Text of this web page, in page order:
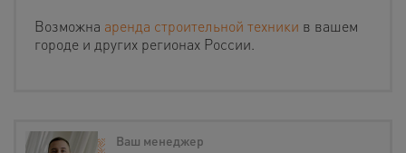
Возможна аренда строительной техники в вашем
городе и других регионах России.
Ваш менеджер